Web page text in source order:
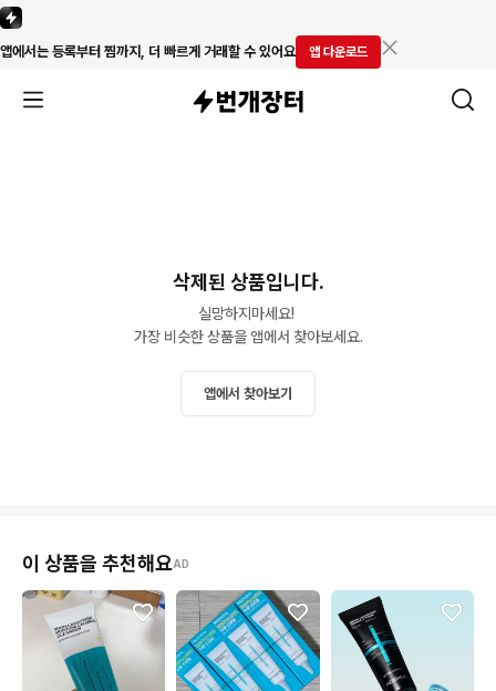
앱에서는 등록부터 찜까지, 더 빠르게 거래할 수 있어요 앱 다운로드
삭제된 상품입니다.
실망하지마세요!
가장 비슷한 상품을 앱에서 찾아보세요.
앱에서 찾아보기
이 상품을 추천해요AD